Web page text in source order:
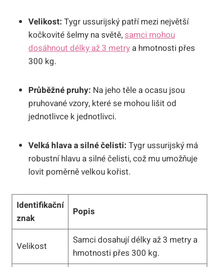
Velikost: Tygr ussurijský patří mezi největší
kočkovité šelmy na světě,samci mohou
dosáhnout délky až 3 metry a hmotnosti přes
300 kg.
Průběžné pruhy: Na jeho těle a ocasu jsou
pruhované vzory, které se mohou lišit od
jednotlivce k jednotlivci.
Velká hlava a silné čelisti: Tygr ussurijský má
robustní hlavu a silné čelisti, což mu umožňuje
lovit poměrně velkou kořist.
Identifikační
znak
Popis
Velikost
Samci dosahují délky až 3 metry a
hmotnosti přes 300 kg.